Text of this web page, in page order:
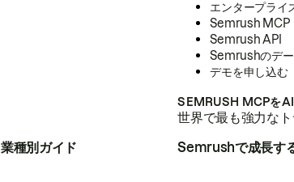
エンタープライ
Semrush MCP
Semrush API
Semrushのデ
デモを申し込む
SEMRUSH MCPを
世界で最も強力な
業種別ガイド Semrushで成長す